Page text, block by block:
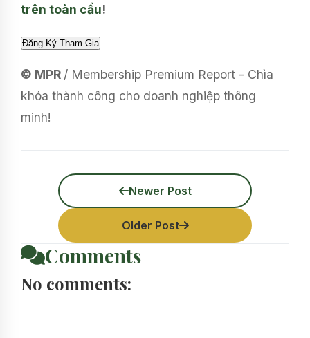
trên toàn cầu!
© MPR / Membership Premium Report - Chìa
khóa thành công cho doanh nghiệp thông
minh!
Newer Post
Older Post
Comments
No comments: